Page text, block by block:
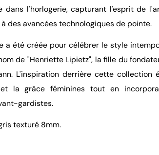
dans l'horlogerie, capturant l'esprit de
des avancées technologiques de pointe.
a été créée pour célébrer le style
de "Henriette Lipietz", la fille du
L'inspiration derrière cette collection
la grâce féminines tout en
gardistes.
texturé 8mm.